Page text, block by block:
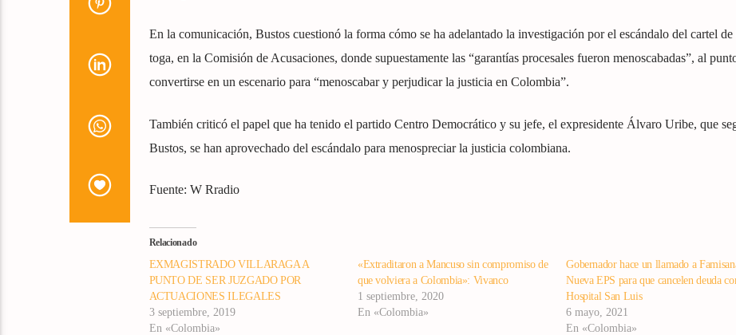
En la comunicación, Bustos cuestionó la forma cómo se ha adelantado la investigación por el escándalo del cartel de
toga, en la Comisión de Acusaciones, donde supuestamente las “garantías procesales fueron menoscabadas”, al
convertirse en un escenario para “menoscabar y perjudicar la justicia en Colombia”.
También criticó el papel que ha tenido el partido Centro Democrático y su jefe, el expresidente Álvaro Uribe, que
Bustos, se han aprovechado del escándalo para menospreciar la justicia colombiana.
Fuente: W Rradio
Relacionado
EXMAGISTRADO VILLARAGA A
PUNTO DE SER JUZGADO POR
ACTUACIONES ILEGALES
3 septiembre, 2019
En «Colombia»
«Extraditaron a Mancuso sin compromiso de
que volviera a Colombia»: Vivanco
1 septiembre, 2020
En «Colombia»
Gobernador hace un llamado a
Nueva EPS para que cancelen deuda
Hospital San Luis
6 mayo, 2021
En «Colombia»